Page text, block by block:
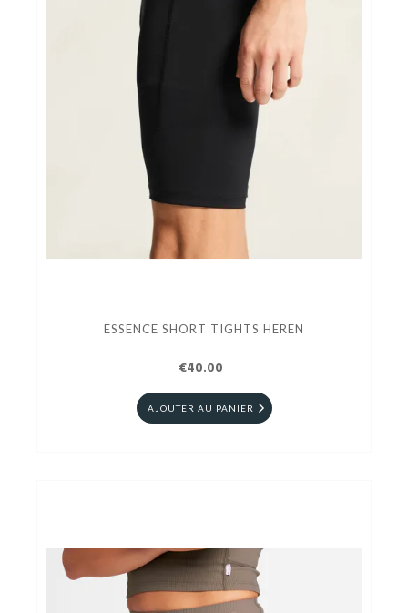
ESSENCE SHORT TIGHTS HEREN
€40.00
AJOUTER AU PANIER